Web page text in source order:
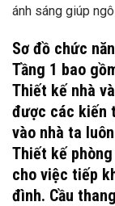
ánh sáng giúp
Sơ đồ chức
Tầng 1 bao
Thiết kế nhà
được các kiến
vào nhà ta
Thiết kế
cho việc tiếp
đình. Cầu